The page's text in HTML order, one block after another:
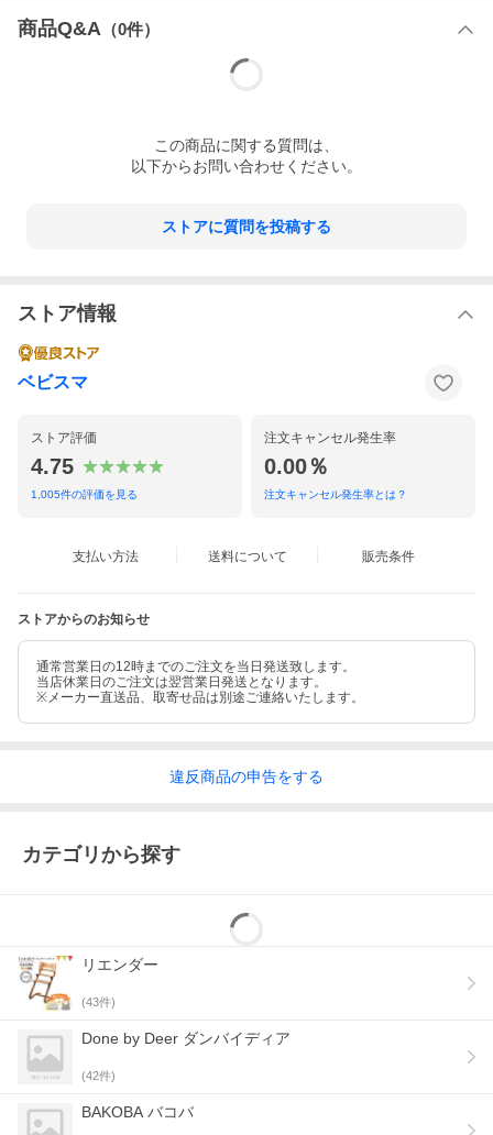
商品Q&A （0件）
この商品に関する質問は、
以下からお問い合わせください。
ストアに質問を投稿する
ストア情報
ベビスマ
ストア評価
4.75
1,005件の評価を見る
注文キャンセル発生率
0.00％
注文キャンセル発生率とは？
支払い方法 送料について 販売条件
ストアからのお知らせ
通常営業日の12時までのご注文を当日発送致します。
当店休業日のご注文は翌営業日発送となります。
※メーカー直送品、取寄せ品は別途ご連絡いたします。
違反商品の申告をする
カテゴリから探す
リエンダー
(43件)
Done by Deer ダンバイディア
(42件)
BAKOBA バコバ